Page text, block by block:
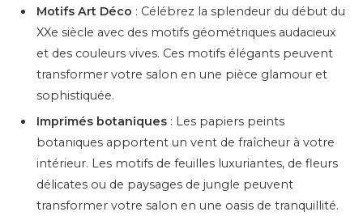
Motifs Art Déco : Célébrez la splendeur du début du
XXe siècle avec des motifs géométriques audacieux
et des couleurs vives. Ces motifs élégants peuvent
transformer votre salon en une pièce glamour et
sophistiquée.
Imprimés botaniques : Les papiers peints
botaniques apportent un vent de fraîcheur à votre
intérieur. Les motifs de feuilles luxuriantes, de fleurs
délicates ou de paysages de jungle peuvent
transformer votre salon en une oasis de tranquillité.